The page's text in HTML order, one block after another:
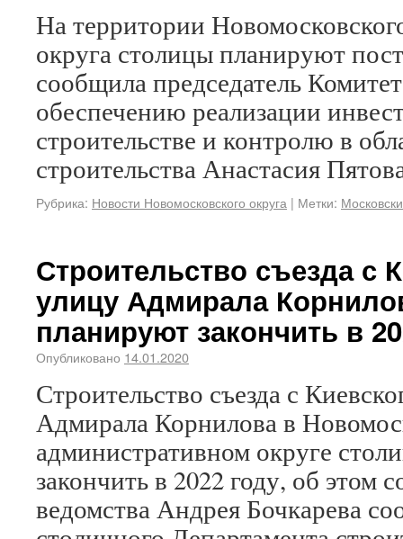
На территории
округа столицы планируют
сообщила председатель
обеспечению реализации
строительстве и контролю в
строительства Анастасия
Рубрика: Новости Новомосковского округа | Метки:
Строительство съезда с
улицу Адмирала
планируют закончить в
Опубликовано 14.01.2020
Строительство съезда с
Адмирала Корнилова в
административном округе
закончить в 2022 году, об этом
ведомства Андрея Бочкарева